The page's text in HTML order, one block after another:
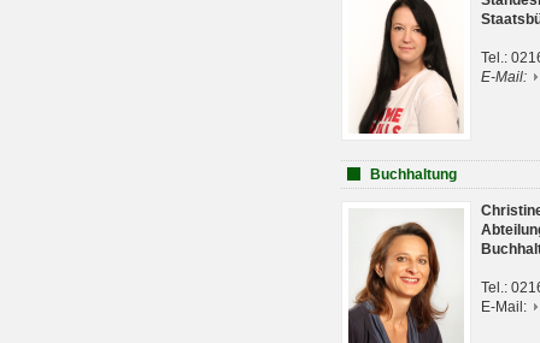
Tel.:
E-Mail:
Buchhaltung
Tel.:
E-Mail: